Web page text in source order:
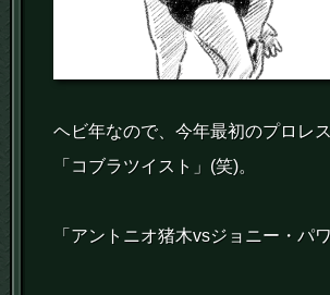
ヘビ年なので、今年最初のプロレ
「コブラツイスト」(笑)。
「アントニオ猪木vsジョニー・パ